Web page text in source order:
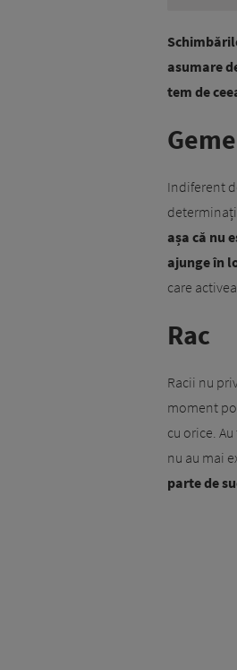
asumare
tem de
Indiferent
așa că nu
ajunge în
care
Rac
Racii nu
moment
cu orice.
nu au mai
parte de